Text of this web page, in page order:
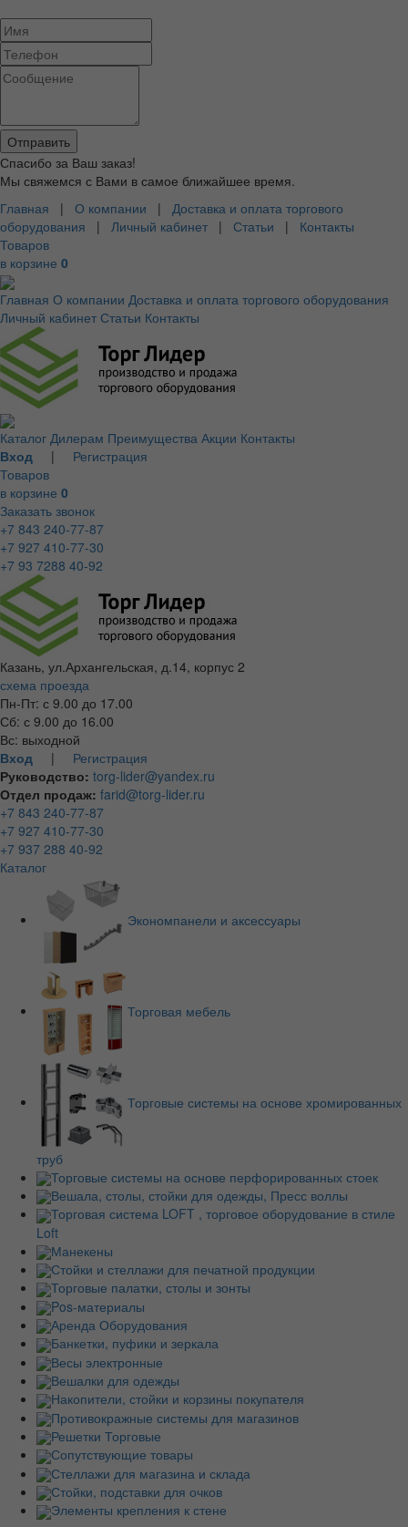
Спасибо за Ваш заказ!
Мы свяжемся с Вами в самое ближайшее время.
Главная | О компании | Доставка и оплата торгового
оборудования | Личный кабинет | Статьи | Контакты
Товаров
в корзине 0
Главная О компании Доставка и оплата торгового оборудования
Личный кабинет Статьи Контакты
Каталог Дилерам Преимущества Акции Контакты
Вход | Регистрация
Товаров
в корзине 0
Заказать звонок
+7 843 240-77-87
+7 927 410-77-30
+7 93 7288 40-92
Казань, ул.Архангельская, д.14, корпус 2
схема проезда
Пн-Пт: с 9.00 до 17.00
Сб: с 9.00 до 16.00
Вс: выходной
Вход | Регистрация
Руководство: torg-lider@yandex.ru
Отдел продаж: farid@torg-lider.ru
+7 843 240-77-87
+7 927 410-77-30
+7 937 288 40-92
Каталог
Экономпанели и аксессуары
Торговая мебель
Торговые системы на основе хромированных
труб
Торговые системы на основе перфорированных стоек
Вешала, столы, стойки для одежды, Пресс воллы
Торговая система LOFT , торговое оборудование в стиле
Loft
Манекены
Стойки и стеллажи для печатной продукции
Торговые палатки, столы и зонты
Pos-материалы
Аренда Оборудования
Банкетки, пуфики и зеркала
Весы электронные
Вешалки для одежды
Накопители, стойки и корзины покупателя
Противокражные системы для магазинов
Решетки Торговые
Сопутствующие товары
Стеллажи для магазина и склада
Стойки, подставки для очков
Элементы крепления к стене